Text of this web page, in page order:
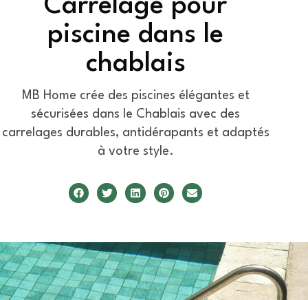
Carrelage pour
piscine dans le
chablais
MB Home crée des piscines élégantes et
sécurisées dans le Chablais avec des
carrelages durables, antidérapants et adaptés
à votre style.